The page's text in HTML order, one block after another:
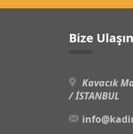
Bize Ulaşın
Kavacık
/ İSTANBUL